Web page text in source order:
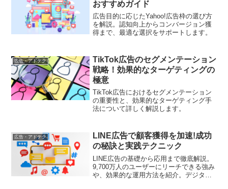
おすすめガイド
広告目的に応じたYahoo!広告枠の選び方
を解説。認知向上からコンバージョン獲
得まで、最適な選択をサポートします。
広告・アドテク
TikTok広告のセグメンテーション
戦略！効果的なターゲティングの
極意
TikTok広告におけるセグメンテーション
の重要性と、効果的なターゲティング手
法について詳しく解説します。
広告・アドテク
LINE広告で顧客獲得を加速!成功
の秘訣と実践テクニック
LINE広告の基礎から応用まで徹底解説。
9,700万人のユーザーにリーチできる強み
や、効果的な運用方法を紹介。デジタル